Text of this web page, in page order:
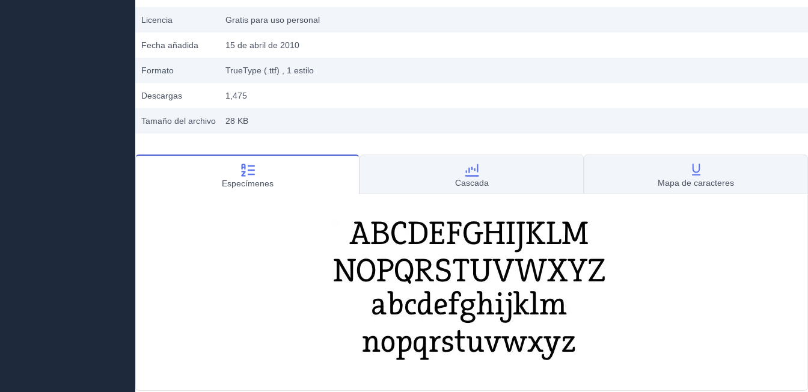
Licencia Gratis para uso personal
Fecha añadida 15 de abril de 2010
Formato TrueType (.ttf) , 1 estilo
Descargas 1,475
Tamaño del archivo 28 KB
Especímenes Cascada Mapa de caracteres